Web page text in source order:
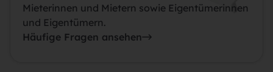
Mieterinnen und Mietern sowie Eigentümerinnen
und Eigentümern.
Häufige Fragen ansehen